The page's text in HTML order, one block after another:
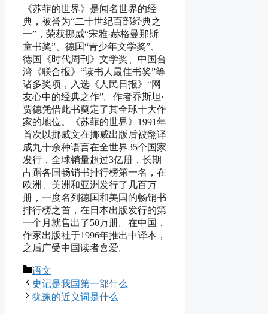
《苏菲的世界》是闻名世界的经
典，被誉为“二十世纪百部经典之
一”，荣获挪威“宋雅·赫格曼那斯
童书奖”、德国“青少年文学奖”、
德国《时代周刊》文学奖、中国台
湾《联合报》“读书人最佳书奖”等
诸多奖项，入选《人民日报》“网
友心中的经典之作”。作者乔斯坦·
贾德凭借此书奠定了其全球十大作
家的地位。《苏菲的世界》1991年
首次以挪威文在挪威出版后被翻译
成九十余种语言在全世界35个国家
发行，全球销量超过3亿册，长期
占踞各国畅销书排行榜第一名，在
欧洲、美洲和亚洲发行了几百万
册，一度名列德国和美国的畅销书
排行榜之首，在日本出版发行的第
一个月就售出了50万册。在中国，
作家出版社于1996年推出中译本，
之后广受中国读者喜爱。
分
类
语文
史记是我国第一部什么
犹豫的近义词是什么